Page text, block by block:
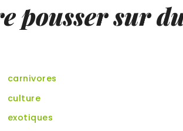
pousser sur
carnivores
culture
exotiques